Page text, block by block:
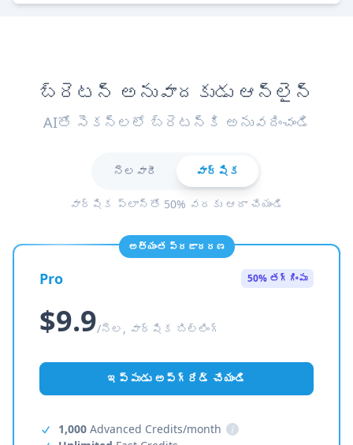
బ్రెటన్ అనువాదకుడు ఆన్‌లైన్
AIతో సెకన్లలో బ్రెటన్కి అనువదించండి
నెలవారీ వార్షిక
వార్షిక ప్లాన్‌తో 50% వరకు ఆదా చేయండి
అత్యంత ప్రజాదరణ
Pro 50% తగ్గింపు
$9.9/నెల, వార్షిక బిల్లింగ్
ఇప్పుడు అప్‌గ్రేడ్ చేయండి
1,000 Advanced Credits/month
i